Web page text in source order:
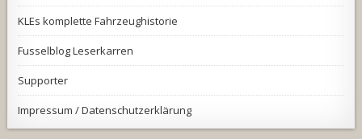
KLEs komplette Fahrzeughistorie
Fusselblog Leserkarren
Supporter
Impressum / Datenschutzerklärung